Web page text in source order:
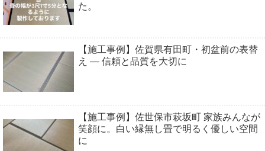
た。
【施工事例】佐賀県有田町・初盆前の表替
え ― 信頼と品質を大切に
【施工事例】佐世保市萩坂町 家族みんなが
笑顔に。白い縁無し畳で明るく優しい空間
に